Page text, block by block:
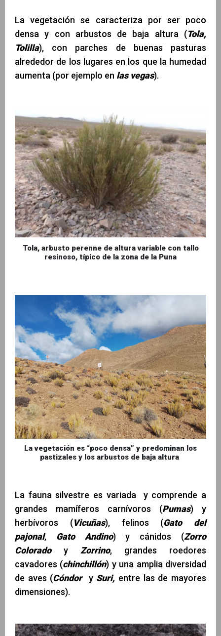
La vegetación se caracteriza por ser poco
densa y con arbustos de baja altura (Tola,
Tolilla), con parches de buenas pasturas
alrededor de los lugares en los que la humedad
aumenta (por ejemplo en las vegas).
Tola, arbusto perenne de altura variable con tallo
resinoso, típico de la zona de la Puna
La vegetación es “poco densa” y predominan los
pastizales y los arbustos de baja altura
La fauna silvestre es variada y comprende a
grandes mamíferos carnívoros (Pumas) y
herbívoros (Vicuñas), felinos (Gato del
pajonal, Gato Andino) y cánidos (Zorro
Colorado y Zorrino, grandes roedores
cavadores (chinchillón) y una amplia diversidad
de aves (Cóndor y Suri, entre las de mayores
dimensiones).